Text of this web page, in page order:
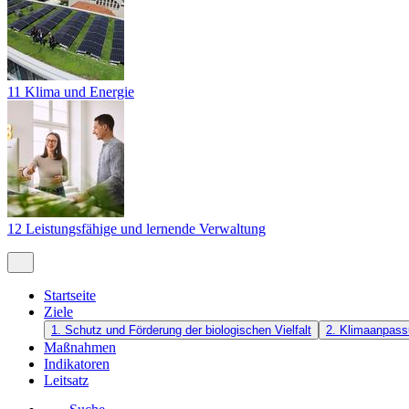
11 Klima und Energie
12 Leistungsfähige und lernende Verwaltung
Startseite
Ziele
1. Schutz und Förderung der biologischen Vielfalt 2.
Maßnahmen
Indikatoren
Leitsatz